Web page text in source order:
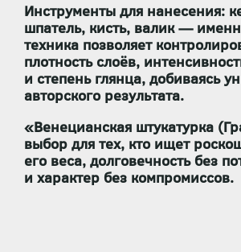
Инструменты для нанесения:
шпатель, кисть, валик —
техника позволяет
плотность слоёв,
и степень глянца, добиваясь
авторского результата.
«Венецианская штукатурка
выбор для тех, кто ищет
его веса, долговечность без
и характер без компромиссов.